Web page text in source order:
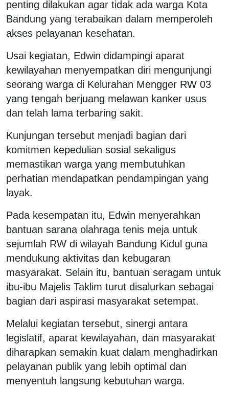
penting dilakukan agar tidak ada warga Kota
Bandung yang terabaikan dalam memperoleh
akses pelayanan kesehatan.
Usai kegiatan, Edwin didampingi aparat
kewilayahan menyempatkan diri mengunjungi
seorang warga di Kelurahan Mengger RW 03
yang tengah berjuang melawan kanker usus
dan telah lama terbaring sakit.
Kunjungan tersebut menjadi bagian dari
komitmen kepedulian sosial sekaligus
memastikan warga yang membutuhkan
perhatian mendapatkan pendampingan yang
layak.
Pada kesempatan itu, Edwin menyerahkan
bantuan sarana olahraga tenis meja untuk
sejumlah RW di wilayah Bandung Kidul guna
mendukung aktivitas dan kebugaran
masyarakat. Selain itu, bantuan seragam untuk
ibu-ibu Majelis Taklim turut disalurkan sebagai
bagian dari aspirasi masyarakat setempat.
Melalui kegiatan tersebut, sinergi antara
legislatif, aparat kewilayahan, dan masyarakat
diharapkan semakin kuat dalam menghadirkan
pelayanan publik yang lebih optimal dan
menyentuh langsung kebutuhan warga.